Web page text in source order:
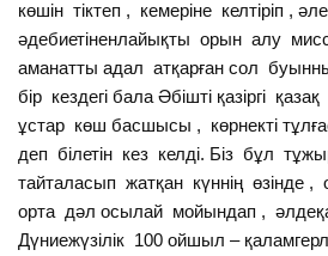
көшін тіктеп , кемеріне келтіріп ,
әдебиетіненлайықты орын алу
аманатты адал атқарған сол
бір кездегі бала Әбішті қазіргі
ұстар көш басшысы , көрнекті
деп білетін кез келді. Біз бұл
тайталасып жатқан күннің өзінде
орта дәл осылай мойындап ,
Дүниежүзілік 100 ойшыл –